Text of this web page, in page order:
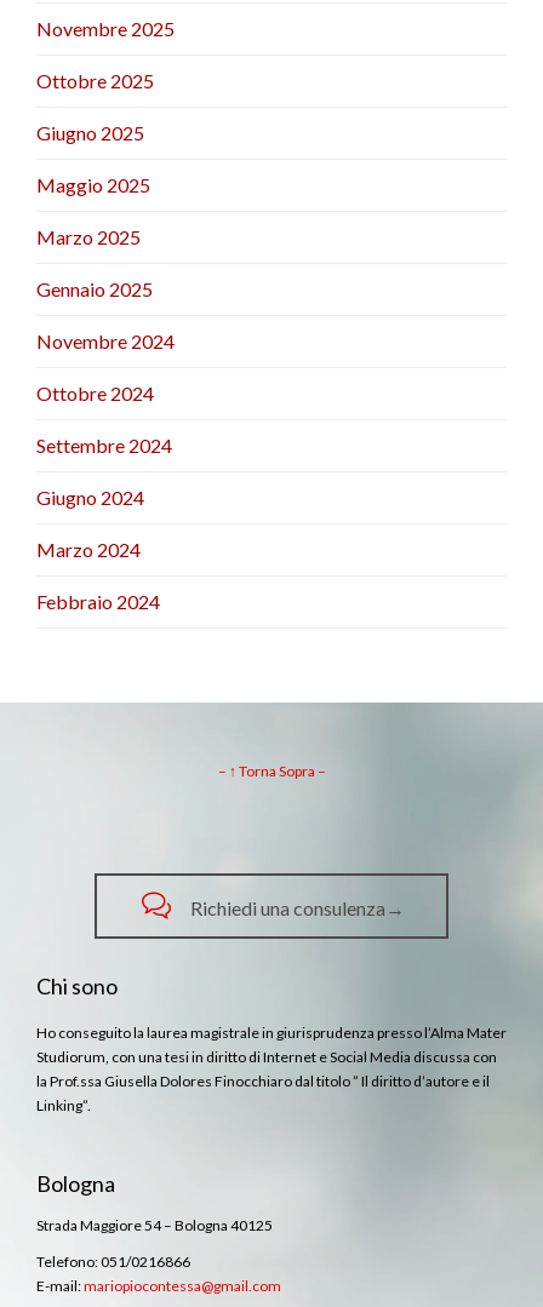
Novembre 2025
Ottobre 2025
Giugno 2025
Maggio 2025
Marzo 2025
Gennaio 2025
Novembre 2024
Ottobre 2024
Settembre 2024
Giugno 2024
Marzo 2024
Febbraio 2024
– ↑ Torna Sopra –
 Richiedi una consulenza→
Chi sono
Ho conseguito la laurea magistrale in giurisprudenza presso l’Alma Mater
Studiorum, con una tesi in diritto di Internet e Social Media discussa con
la Prof.ssa Giusella Dolores Finocchiaro dal titolo ” Il diritto d’autore e il
Linking”.
Bologna
Strada Maggiore 54 – Bologna 40125
Telefono: 051/0216866
E-mail:mariopiocontessa@gmail.com